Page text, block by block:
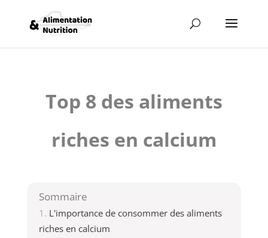
Top 8 des aliments
riches en calcium
Sommaire
L'importance de consommer des aliments
riches en calcium